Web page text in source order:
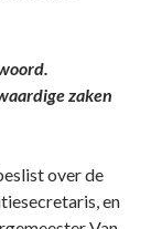
zaken
over de
en